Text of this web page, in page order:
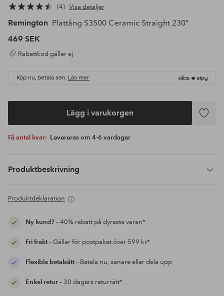
4 Visa detaljer
Remington Plattång S3500 Ceramic Straight 230°
469 SEK
Rabattkod gäller ej
Köp nu, betala sen. Läs mer
Lägg i varukorgen
Lägg
Få antal kvar: Levereras om 4-6 vardagar
Produktbeskrivning
Produktdeklaration
Ny kund?– 40% rabatt på dyraste varan*
Fri frakt– Gäller för postpaket över 599 kr*
Flexibla betalsätt– Betala nu, senare eller dela upp
Enkel retur– 30 dagars returrätt*